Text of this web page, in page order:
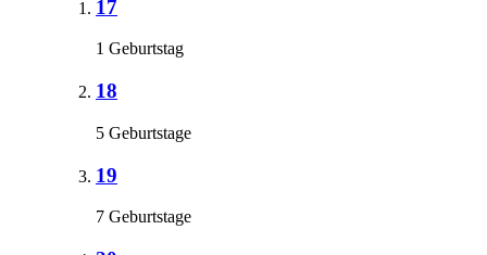
17
1 Geburtstag
18
5 Geburtstage
19
7 Geburtstage